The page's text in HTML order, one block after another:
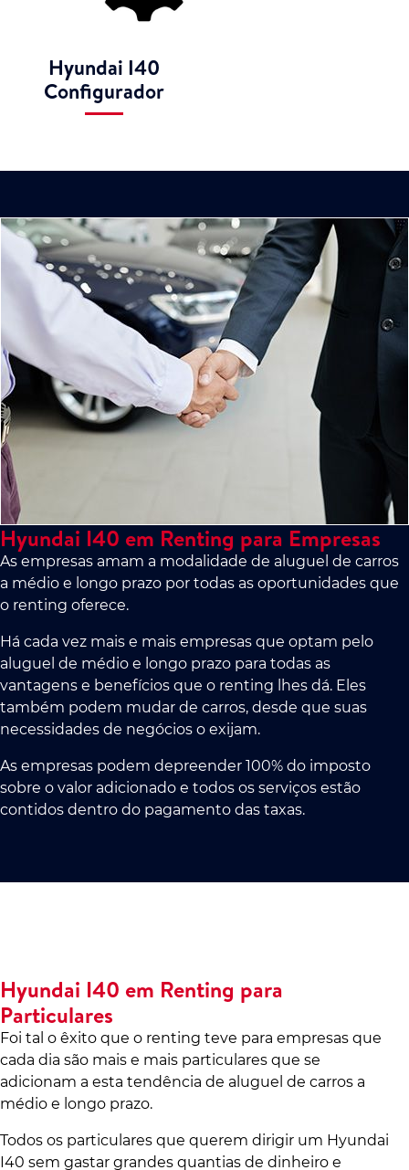
Hyundai I40
Configurador
Hyundai I40 em Renting para Empresas
As empresas amam a modalidade de aluguel de carros
a médio e longo prazo por todas as oportunidades que
o renting oferece.
Há cada vez mais e mais empresas que optam pelo
aluguel de médio e longo prazo para todas as
vantagens e benefícios que o renting lhes dá. Eles
também podem mudar de carros, desde que suas
necessidades de negócios o exijam.
As empresas podem depreender 100% do imposto
sobre o valor adicionado e todos os serviços estão
contidos dentro do pagamento das taxas.
Hyundai I40 em Renting para
Particulares
Foi tal o êxito que o renting teve para empresas que
cada dia são mais e mais particulares que se
adicionam a esta tendência de aluguel de carros a
médio e longo prazo.
Todos os particulares que querem dirigir um Hyundai
I40 sem gastar grandes quantias de dinheiro e